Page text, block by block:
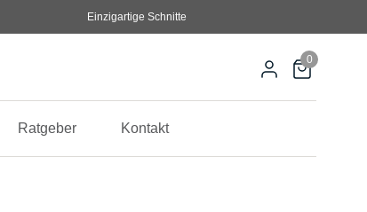
Einzigartige Schnitte
Ratgeber Kontakt
0